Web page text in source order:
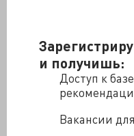
и получишь:
Доступ к
Вакансии
и ее левой и правой